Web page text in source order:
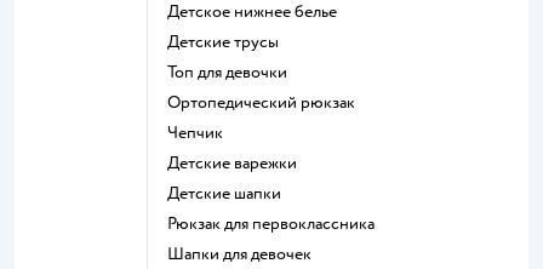
Детское нижнее белье
Детские трусы
Топ для девочки
Ортопедический рюкзак
Чепчик
Детские варежки
Детские шапки
Рюкзак для первоклассника
Шапки для девочек